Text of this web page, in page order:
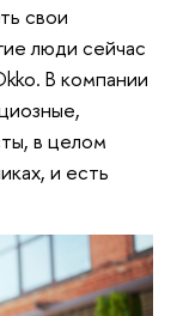
свои
люди сейчас
В компании
в целом
и есть